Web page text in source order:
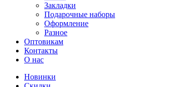
Закладки
Подарочные наборы
Оформление
Разное
Оптовикам
Контакты
О нас
Новинки